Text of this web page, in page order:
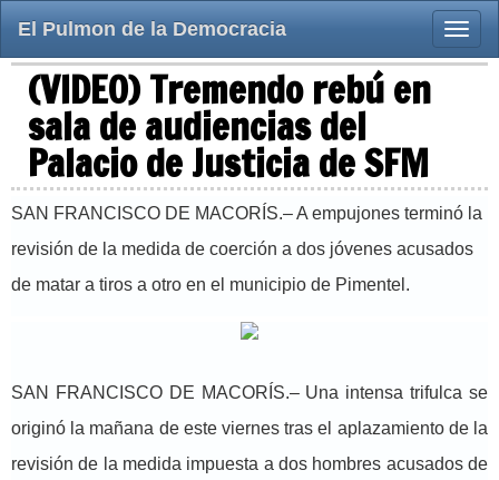
Toggle
El Pulmon de la Democracia
(VIDEO) Tremendo rebú en
sala de audiencias del
Palacio de Justicia de SFM
SAN FRANCISCO DE MACORÍS.– A empujones terminó la
revisión de la medida de coerción a dos jóvenes acusados
de matar a tiros a otro en el municipio de Pimentel.
SAN FRANCISCO DE MACORÍS.– Una intensa trifulca se
originó la mañana de este viernes tras el aplazamiento de la
revisión de la medida impuesta a dos hombres acusados de